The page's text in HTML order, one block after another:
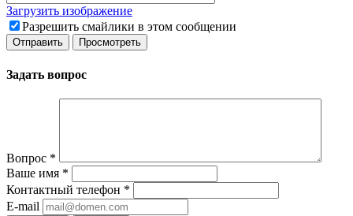
Загрузить изображение
Разрешить смайлики в этом сообщении
Задать вопрос
Вопрос *
Ваше имя *
Контактный телефон *
E-mail